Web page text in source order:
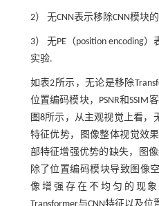
2） 无CNN表示移除CNN模块
3） 无PE（position encoding
实验.
如表2所示，无论是移除
位置编码模块，PSNR和SSIM
图8所示，从主观视觉上看，
特征优势，图像整体视觉效
部特征增强优势的缺失，图
除了位置编码模块导致图像
像增强存在不均匀的现